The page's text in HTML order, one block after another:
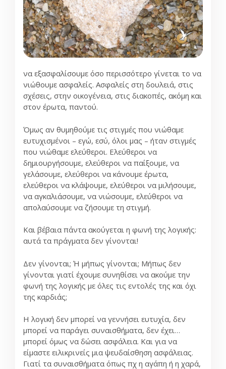
να εξασφαλίσουμε όσο περισσότερο γίνεται το να
νιώθουμε ασφαλείς. Ασφαλείς στη δουλειά, στις
σχέσεις, στην οικογένεια, στις διακοπές, ακόμη και
στον έρωτα, παντού.
Όμως αν θυμηθούμε τις στιγμές που νιώθαμε
ευτυχισμένοι – εγώ, εσύ, όλοι μας – ήταν στιγμές
που νιώθαμε ελεύθεροι. Ελεύθεροι να
δημιουργήσουμε, ελεύθεροι να παίξουμε, να
γελάσουμε, ελεύθεροι να κάνουμε έρωτα,
ελεύθεροι να κλάψουμε, ελεύθεροι να μιλήσουμε,
να αγκαλιάσουμε, να νιώσουμε, ελεύθεροι να
απολαύσουμε να ζήσουμε τη στιγμή.
Και βέβαια πάντα ακούγεται η φωνή της λογικής:
αυτά τα πράγματα δεν γίνονται!
Δεν γίνονται; Ή μήπως γίνονται; Μήπως δεν
γίνονται γιατί έχουμε συνηθίσει να ακούμε την
φωνή της λογικής με όλες τις εντολές της και όχι
της καρδιάς;
Η λογική δεν μπορεί να γεννήσει ευτυχία, δεν
μπορεί να παράγει συναισθήματα, δεν έχει…
μπορεί όμως να δώσει ασφάλεια. Και για να
είμαστε ειλικρινείς μια ψευδαίσθηση ασφάλειας.
Γιατί τα συναισθήματα όπως πχ η αγάπη ή η χαρά,